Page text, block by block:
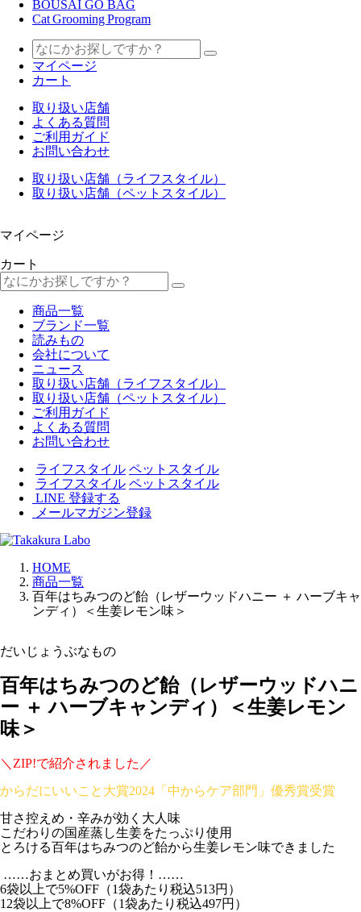
BOUSAI GO BAG
Cat Grooming Program
マイページ
カート
取り扱い店舗
よくある質問
ご利用ガイド
お問い合わせ
取り扱い店舗（ライフスタイル）
取り扱い店舗（ペットスタイル）
マイページ
カート
商品一覧
ブランド一覧
読みもの
会社について
ニュース
取り扱い店舗（ライフスタイル）
取り扱い店舗（ペットスタイル）
ご利用ガイド
よくある質問
お問い合わせ
ライフスタイル ペットスタイル
ライフスタイル ペットスタイル
LINE 登録する
メールマガジン登録
HOME
商品一覧
百年はちみつのど飴（レザーウッドハニー ＋ ハーブキャ
ンディ）＜生姜レモン味＞
だいじょうぶなもの
百年はちみつのど飴（レザーウッドハニ
ー ＋ ハーブキャンディ）＜生姜レモン
味＞
＼ZIP!で紹介されました／
からだにいいこと大賞2024「中からケア部門」優秀賞受賞
甘さ控えめ・辛みが効く大人味
こだわりの国産蒸し生姜をたっぷり使用
とろける百年はちみつのど飴から生姜レモン味できました
……おまとめ買いがお得！……
6袋以上で5%OFF（1袋あたり税込513円）
12袋以上で8%OFF（1袋あたり税込497円）